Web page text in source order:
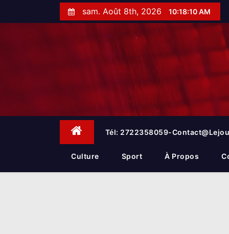
t
sam. Août 8th, 2026 10:18:10 AM
Tél: 2722358059-
Culture Sport À Propos